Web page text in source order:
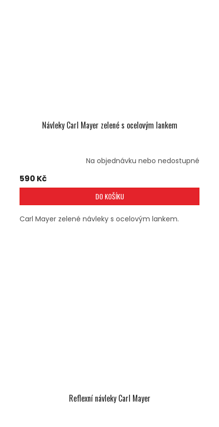
Návleky Carl Mayer zelené s ocelovým lankem
Na objednávku nebo nedostupné
590 Kč
DO KOŠÍKU
Carl Mayer zelené návleky s ocelovým lankem.
Reflexní návleky Carl Mayer